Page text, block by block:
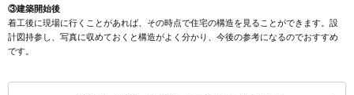
③建築開始後
着工後に現場に行くことがあれば、その時点で住宅の構造を見ることができます。設
計図持参し、写真に収めておくと構造がよく分かり、今後の参考になるのでおすすめ
です。